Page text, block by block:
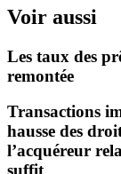
Voir aussi
Les taux des
remontée
Transactions
hausse des
l’acquéreur